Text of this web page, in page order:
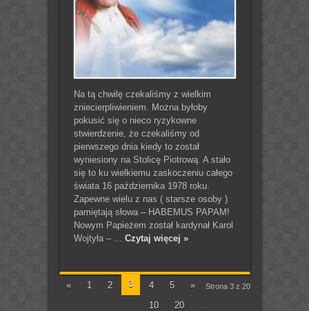
Na tą chwilę czekaliśmy z wielkim
zniecierpliwieniem. Można byłoby
pokusić się o nieco ryzykowne
stwierdzenie, że czekaliśmy od
pierwszego dnia kiedy to został
wyniesiony na Stolicę Piotrową. A stało
się to ku wielkiemu zaskoczeniu całego
świata 16 października 1978 roku.
Zapewne wielu z nas ( starsze osoby )
pamiętają słowa – HABEMUS PAPAM!
Nowym Papieżem został kardynał Karol
Wojtyła – ... Czytaj więcej »
Strona 3 z 20
« 1 2 3 4 5
»
10
20